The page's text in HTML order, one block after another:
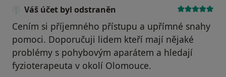
Váš účet byl odstraněn
Cením si příjemného přístupu a upřímné snahy
pomoci. Doporučuji lidem kteří mají nějaké
problémy s pohybovým aparátem a hledají
fyzioterapeuta v okolí Olomouce.